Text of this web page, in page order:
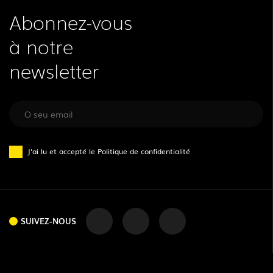
Abonnez-vous
à notre
newsletter
J'ai lu et accepté le Politique de confidentialité
SUIVEZ-NOUS